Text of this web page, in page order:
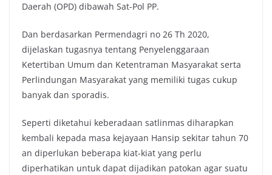
Daerah (OPD) dibawah Sat-Pol PP.
Dan berdasarkan Permendagri no 26 Th 2020,
dijelaskan tugasnya tentang Penyelenggaraan
Ketertiban Umum dan Ketentraman Masyarakat serta
Perlindungan Masyarakat yang memiliki tugas cukup
banyak dan sporadis.
Seperti diketahui keberadaan satlinmas diharapkan
kembali kepada masa kejayaan Hansip sekitar tahun 70
an diperlukan beberapa kiat-kiat yang perlu
diperhatikan untuk dapat dijadikan patokan agar suatu